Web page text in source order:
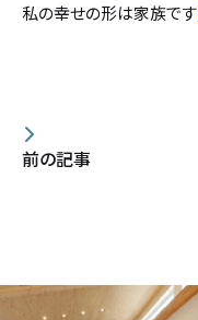
私の幸せの形は家族です
前の記事